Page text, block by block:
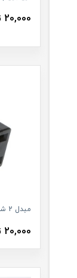
20,000 تومان
مبدل 2 شاخه 110 ولت به 220
20,000 تومان